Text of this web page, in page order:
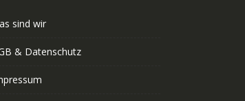
sind wir
& Datenschutz